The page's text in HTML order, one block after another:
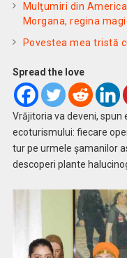
Mulţumiri din
Morgana, regina
Povestea mea tristă
Spread the love
Vrăjitoria va deveni, spun
ecoturismului: fiecare
tur pe urmele șamanilor
descoperi plante